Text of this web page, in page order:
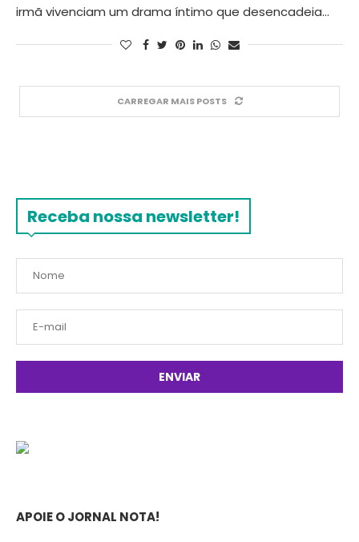
irmã vivenciam um drama íntimo que desencadeia…
CARREGAR MAIS POSTS
Receba nossa newsletter!
APOIE O JORNAL NOTA!